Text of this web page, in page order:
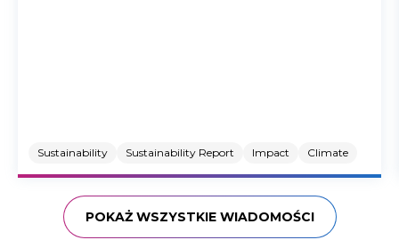
Sustainability Sustainability Report Impact Climate
POKAŻ WSZYSTKIE WIADOMOŚCI